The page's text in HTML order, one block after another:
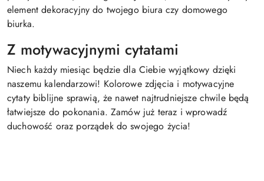
element dekoracyjny do twojego biura czy domowego
biurka.
Z motywacyjnymi cytatami
Niech każdy miesiąc będzie dla Ciebie wyjątkowy dzięki
naszemu kalendarzowi! Kolorowe zdjęcia i motywacyjne
cytaty biblijne sprawią, że nawet najtrudniejsze chwile będą
łatwiejsze do pokonania. Zamów już teraz i wprowadź
duchowość oraz porządek do swojego życia!